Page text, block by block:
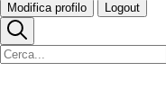
Modifica profilo Logout